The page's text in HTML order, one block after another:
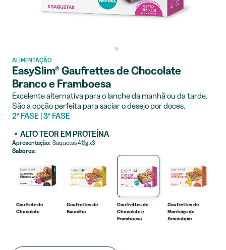
ALIMENTAÇÃO
EasySlim® Gaufrettes de Chocolate
Branco e Framboesa
Excelente alternativa para o lanche da manhã ou da tarde.
São a opção perfeita para saciar o desejo por doces.
2ª FASE | 3ª FASE
ALTO TEOR EM PROTEÍNA
Apresentação: Saquetas 41,1g x3
Sabores:
Gaufrete de
Chocolate
Gaufrettes de
Baunilha
Gaufrettes de
Chocolate e
Framboesa
Gaufrettes de
Manteiga de
Amendoim